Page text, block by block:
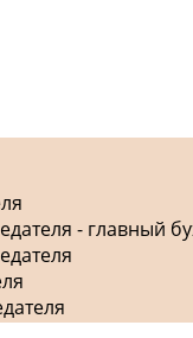
- главный